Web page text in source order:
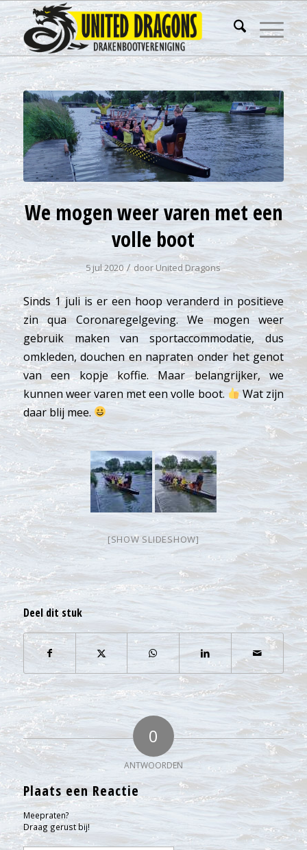
We mogen weer varen met een
volle boot
5 jul 2020 / doorUnited Dragons
Sinds 1 juli is er een hoop veranderd in positieve
zin qua Coronaregelgeving. We mogen weer
gebruik maken van sportaccommodatie, dus
omkleden, douchen en napraten onder het genot
van een kopje koffie. Maar belangrijker, we
kunnen weer varen met een volle boot.
Wat zijn
daar blij mee.
[SHOW SLIDESHOW]
Deel dit stuk
0
ANTWOORDEN
Plaats een Reactie
Meepraten?
Draag gerust bij!